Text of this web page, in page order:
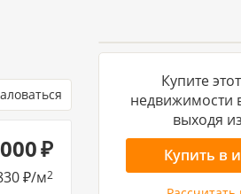
/м2
Купите
недвижимости
выходя
Купить в